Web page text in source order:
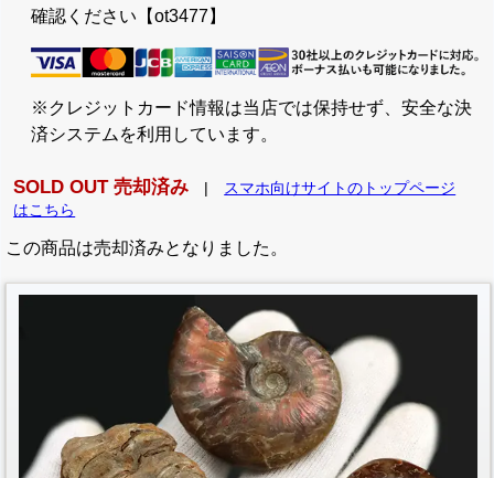
確認ください【ot3477】
※クレジットカード情報は当店では保持せず、安全な決
済システムを利用しています。
SOLD OUT 売却済み
スマホ向けサイトのトップページ
はこちら
この商品は売却済みとなりました。